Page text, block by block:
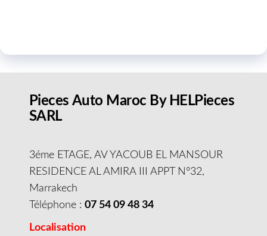
Pieces Auto Maroc By HELPieces
SARL
3éme ETAGE, AV YACOUB EL MANSOUR
RESIDENCE AL AMIRA III APPT N°32,
Marrakech
Téléphone : 07 54 09 48 34
Localisation